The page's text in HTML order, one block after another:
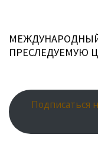
ПРЕСЛЕДУЕМУЮ
Подписаться